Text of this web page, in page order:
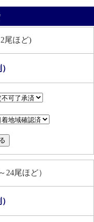
尾ほど)
24尾ほど）